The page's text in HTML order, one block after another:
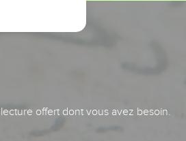
offert dont vous avez besoin.